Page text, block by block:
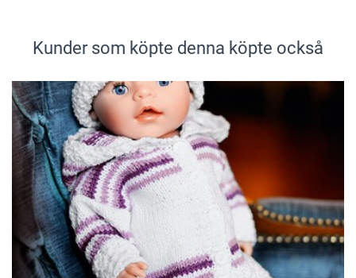
Kunder som köpte denna köpte också